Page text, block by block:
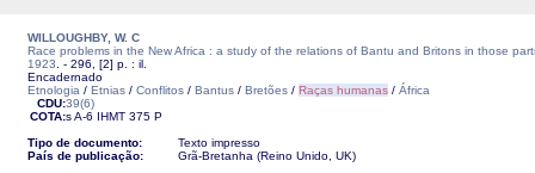
WILLOUGHBY, W. C
Race problems in the New Africa : a study of the relations of Bantu and Britons in those
1923 . - 296, [2] p. : il.
Encadernado
Etnologia / Etnias / Conflitos / Bantus / Bretões / Raças humanas / África
CDU:39(6)
COTA:s A-6 IHMT 375 P
Tipo de documento:
Texto impresso
País de publicação:
Grã-Bretanha (Reino Unido, UK)